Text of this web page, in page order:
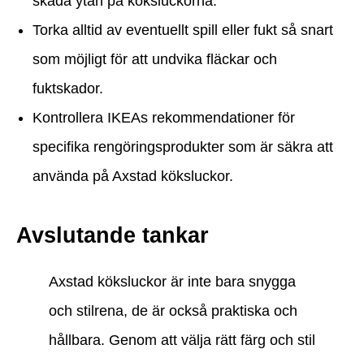
Torka alltid av eventuellt spill eller fukt så snart
som möjligt för att undvika fläckar och
fuktskador.
Kontrollera IKEAs rekommendationer för
specifika rengöringsprodukter som är säkra att
använda på Axstad köksluckor.
Avslutande tankar
Axstad köksluckor är inte bara snygga
och stilrena, de är också praktiska och
hållbara. Genom att välja rätt färg och stil